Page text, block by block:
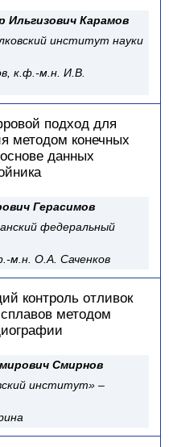
Ильгизович Карамов
институт науки
к.ф.-м.н. И.В.
подход для
методом конечных
данных
Герасимов
федеральный
м.н. О.А. Саченков
контроль отливок
методом
Смирнов
институт» –